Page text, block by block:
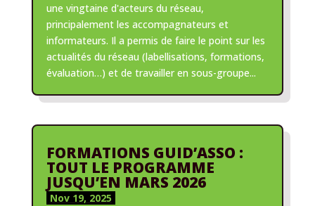
une vingtaine d'acteurs du réseau,
principalement les accompagnateurs et
informateurs. Il a permis de faire le point sur les
actualités du réseau (labellisations, formations,
évaluation…) et de travailler en sous-groupe...
FORMATIONS GUID’ASSO :
TOUT LE PROGRAMME
JUSQU’EN MARS 2026
Nov 19, 2025